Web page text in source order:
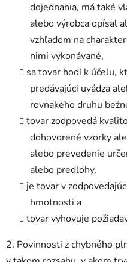
dojednania, má také
alebo výrobca opísal
vzhľadom na
nimi vykonávané,
sa tovar hodí k účelu,
predávajúci uvádza
rovnakého druhu
tovar zodpovedá
dohovorené vzorky
alebo prevedenie
alebo predlohy,
je tovar v
hmotnosti a
tovar vyhovuje
2. Povinnosti z chybného